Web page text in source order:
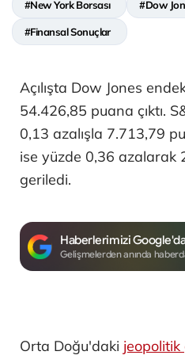
#New York Borsası #Dow
#Finansal Sonuçlar
Açılışta Dow Jones
54.426,85 puana çıktı.
0,13 azalışla 7.713,79
ise yüzde 0,36 azalarak
geriledi.
Haberlerimizi Google'da
Gelişmelerden anında
Orta Doğu'daki